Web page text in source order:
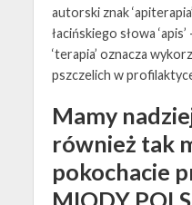
autorski znak
łacińskiego słowa
‘terapia’ oznacza
pszczelich w
Mamy
również tak
pokochacie
MIODY